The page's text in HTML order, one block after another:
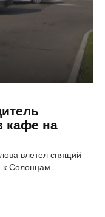
кафе на
влетел спящий
к Солонцам